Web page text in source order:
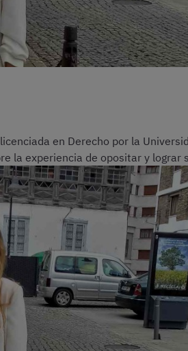
en Derecho por la
la experiencia de opositar y lograr